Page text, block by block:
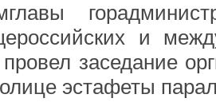
и
заседание
эстафеты